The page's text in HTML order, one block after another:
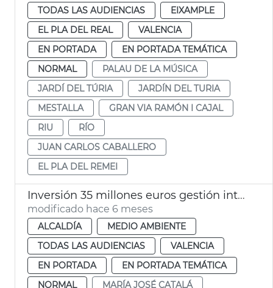
TODAS LAS AUDIENCIAS
EIXAMPLE
EL PLA DEL REAL
VALENCIA
EN PORTADA
EN PORTADA TEMÁTICA
NORMAL
PALAU DE LA MÚSICA
JARDÍ DEL TÚRIA
JARDÍN DEL TURIA
MESTALLA
GRAN VIA RAMÓN I CAJAL
RIU
RÍO
JUAN CARLOS CABALLERO
EL PLA DEL REMEI
Inversión 35 millones euros gestión integral Jardí del Túria
modificado hace 6 meses
ALCALDÍA
MEDIO AMBIENTE
TODAS LAS AUDIENCIAS
VALENCIA
EN PORTADA
EN PORTADA TEMÁTICA
NORMAL
MARÍA JOSÉ CATALÁ